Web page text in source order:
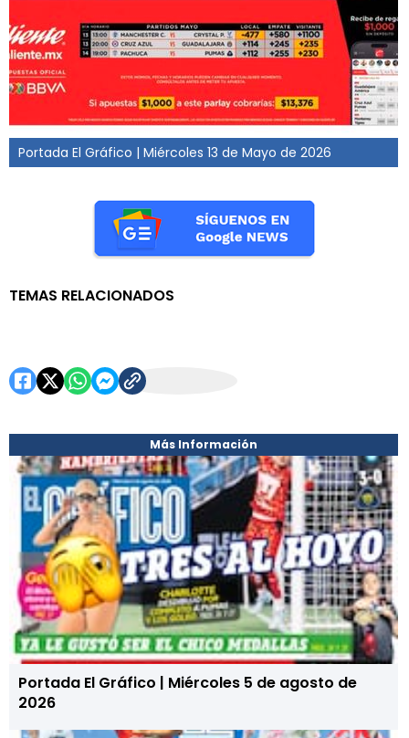
Más Información
Portada El Gráfico | Miércoles 5 de agosto de
2026
Portada El Gráfico | Miércoles 13 de Mayo de 2026
TEMAS RELACIONADOS